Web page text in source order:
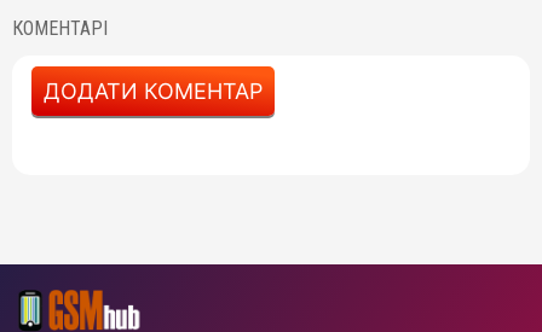
КОМЕНТАРІ
ДОДАТИ КОМЕНТАР